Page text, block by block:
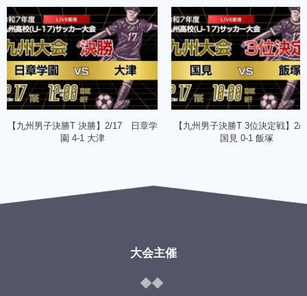
【九州男子決勝T 決勝】2/17 日章学
園 4-1 大津
【九州男子決勝T 3位決定戦】
国見 0-1 飯塚
大会主催